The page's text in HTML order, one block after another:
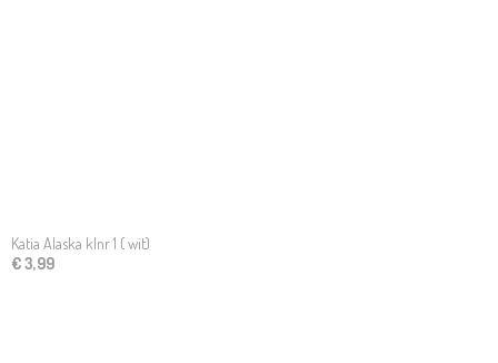
Katia Alaska klnr 1 ( wit)
€ 3,99